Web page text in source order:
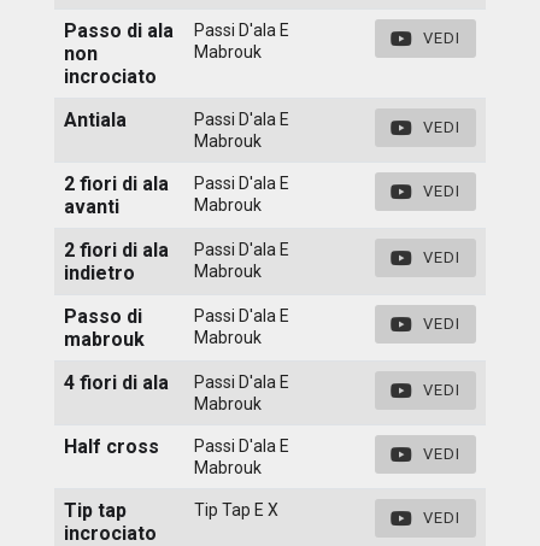
Passo di ala
non
incrociato
Passi D'ala E
Mabrouk
VEDI
Antiala
Passi D'ala E
Mabrouk
VEDI
2 fiori di ala
avanti
Passi D'ala E
Mabrouk
VEDI
2 fiori di ala
indietro
Passi D'ala E
Mabrouk
VEDI
Passo di
mabrouk
Passi D'ala E
Mabrouk
VEDI
4 fiori di ala
Passi D'ala E
Mabrouk
VEDI
Half cross
Passi D'ala E
Mabrouk
VEDI
Tip tap
incrociato
Tip Tap E X VEDI